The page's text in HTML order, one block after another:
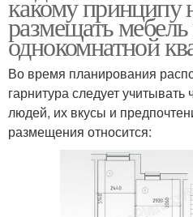
размещать
однокомнатной
Во время планирования
гарнитура следует
людей, их вкусы и
размещения относится: